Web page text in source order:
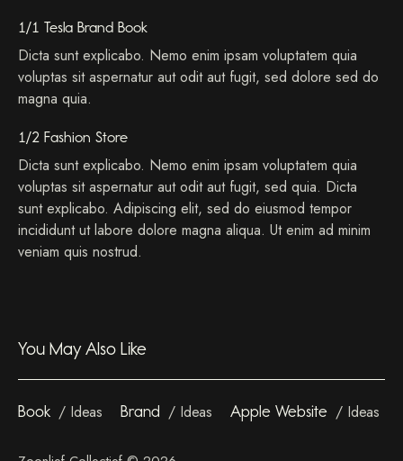
1/1 Tesla Brand Book
Dicta sunt explicabo. Nemo enim ipsam voluptatem quia
voluptas sit aspernatur aut odit aut fugit, sed dolore sed do
magna quia.
1/2 Fashion Store
Dicta sunt explicabo. Nemo enim ipsam voluptatem quia
voluptas sit aspernatur aut odit aut fugit, sed quia. Dicta
sunt explicabo. Adipiscing elit, sed do eiusmod tempor
incididunt ut labore dolore magna aliqua. Ut enim ad minim
veniam quis nostrud.
You May Also Like
Ideas
Book Ideas
Brand Ideas
Apple Website